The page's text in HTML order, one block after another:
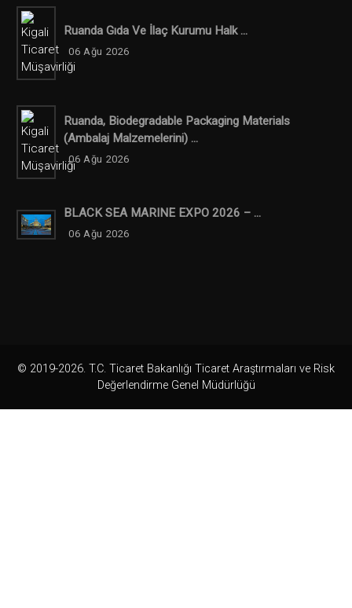
Ruanda Gıda Ve İlaç Kurumu Halk ...
06 Ağu 2026
Ruanda, Biodegradable Packaging Materials
(ambalaj Malzemelerini) ...
06 Ağu 2026
BLACK SEA MARINE EXPO 2026 – ...
06 Ağu 2026
© 2019-2026. T.C. Ticaret Bakanlığı Ticaret Araştırmaları ve Risk
Değerlendirme Genel Müdürlüğü